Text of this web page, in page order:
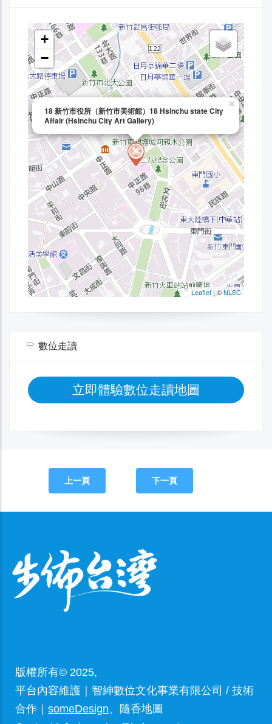
數位走讀
立即體驗數位走讀地圖
上一頁 下一頁
版權所有© 2025,
平台內容維護｜智紳數位文化事業有限公司 / 技術
合作｜ someDesign、隨香地圖